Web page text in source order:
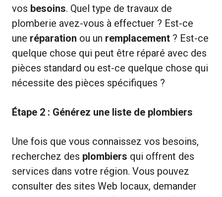
vos besoins. Quel type de travaux de
plomberie avez-vous à effectuer ? Est-ce
une réparation ou un remplacement ? Est-ce
quelque chose qui peut être réparé avec des
pièces standard ou est-ce quelque chose qui
nécessite des pièces spécifiques ?
Étape 2 : Générez une liste de plombiers
Une fois que vous connaissez vos besoins,
recherchez des plombiers qui offrent des
services dans votre région. Vous pouvez
consulter des sites Web locaux, demander